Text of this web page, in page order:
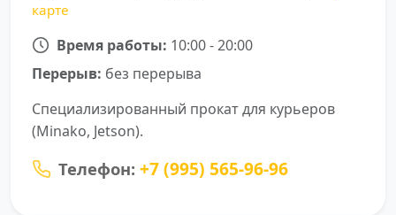
карте
Время работы: 10:00 - 20:00
Перерыв: без перерыва
Специализированный прокат для курьеров
(Minako, Jetson).
Телефон: +7 (995) 565-96-96